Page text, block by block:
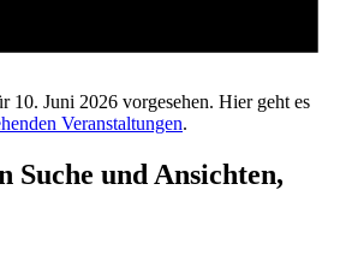
10. Juni 2026 vorgesehen. Hier geht es
Veranstaltungen.
Suche und Ansichten,